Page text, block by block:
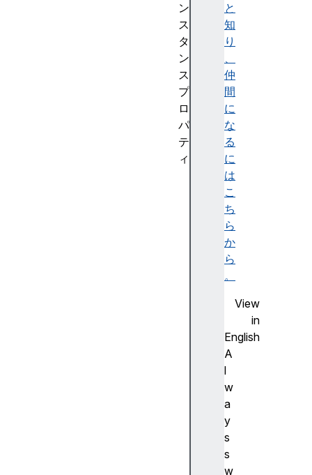
と
知
り
、
仲
間
に
な
る
に
は
こ
ち
ら
か
ら
。
View
in
English
A
l
w
a
y
s
s
w
ン
ス
タ
ン
ス
プ
ロ
パ
テ
ィ